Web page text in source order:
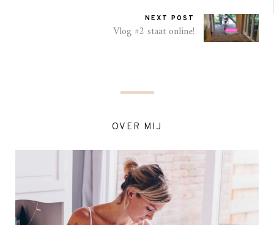
NEXT POST
Vlog #2 staat online!
OVER MIJ